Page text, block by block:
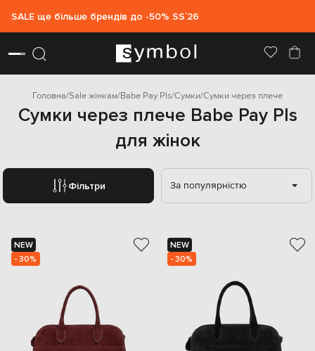
SALE ще більше брендів до -50% SS`26
Головна Sale жінкам Babe Pay Pls Сумки Сумки через плече
Сумки через плече Babe Pay Pls
для жінок
Фільтри За популярністю
NEW
- 30%
NEW
- 30%